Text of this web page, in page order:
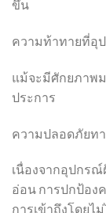
ขึ้น
ความท้าทายที่อุ
แม้จะมีศักยภาพ
ประการ
ความปลอดภัยทา
เนื่องจากอุปกร
อ่อน การปกป้อง
การเข้าถึงโดยไ